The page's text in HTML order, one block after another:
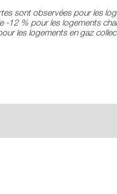
sont observées pour les
-12 % pour les logements
les logements en gaz